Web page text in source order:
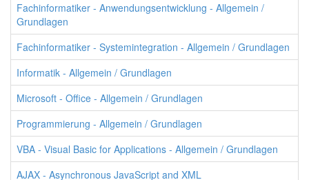
Fachinformatiker - Anwendungsentwicklung - Allgemein /
Grundlagen
Fachinformatiker - Systemintegration - Allgemein / Grundlagen
Informatik - Allgemein / Grundlagen
Microsoft - Office - Allgemein / Grundlagen
Programmierung - Allgemein / Grundlagen
VBA - Visual Basic for Applications - Allgemein / Grundlagen
AJAX - Asynchronous JavaScript and XML